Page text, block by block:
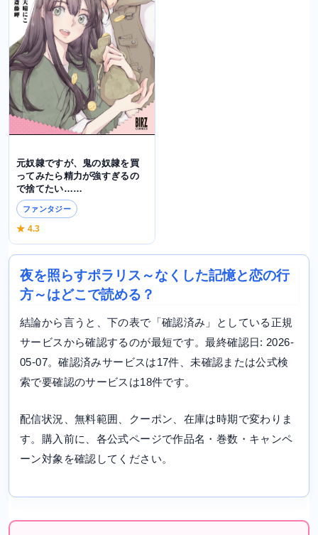
元奴隷ですが、鬼の奴隷を買
ってみたら精力が強すぎるの
で捨てたい……
ファンタジー
★ 4.3
夜を照らすポラリス～なくした記憶と恋の行
方～はどこで読める？
結論から言うと、下の表で「確認済み」としている正規
サービスから確認するのが最短です。最終確認日: 2026-
05-07。確認済みサービスは17件、未確認または公式検
索で要確認のサービスは18件です。
配信状況、無料範囲、クーポン、在庫は時期で変わりま
す。購入前に、各公式ページで作品名・巻数・キャンペ
ーン対象を確認してください。